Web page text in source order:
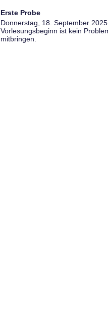
Erste Probe
Donnerstag, 18. September
Vorlesungsbeginn ist kein
mitbringen.